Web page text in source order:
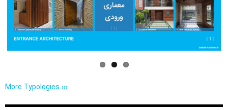
Previo
us
Next
More Typologies ›››